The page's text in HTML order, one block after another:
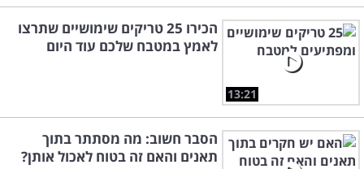
13:21
הכירו 25 טריקים שימושיים שתרצו
לאמץ במטבח שלכם עוד היום
הסבר חשוב: מה מסתתר בתוך
תאנים והאם זה בטוח לאכול אותן?